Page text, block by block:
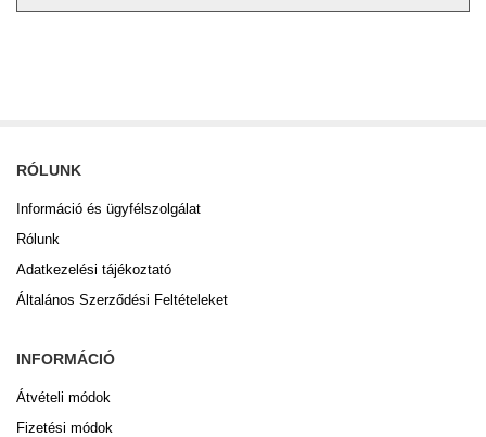
RÓLUNK
Információ és ügyfélszolgálat
Rólunk
Adatkezelési tájékoztató
Általános Szerződési Feltételeket
INFORMÁCIÓ
Átvételi módok
Fizetési módok